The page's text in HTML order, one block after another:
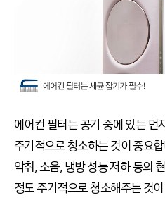
에어컨 필터는 공기 중에 있는 먼
주기적으로 청소하는 것이 중요
악취, 소음, 냉방 성능 저하 등의
정도 주기적으로 청소해주는 것